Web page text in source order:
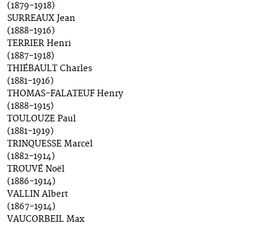
(1879-1918)
SURREAUX Jean
(1888-1916)
TERRIER Henri
(1887-1918)
THIÉBAULT Charles
(1881-1916)
THOMAS-FALATEUF Henry
(1888-1915)
TOULOUZE Paul
(1881-1919)
TRINQUESSE Marcel
(1882-1914)
TROUVÉ Noël
(1886-1914)
VALLIN Albert
(1867-1914)
VAUCORBEIL Max